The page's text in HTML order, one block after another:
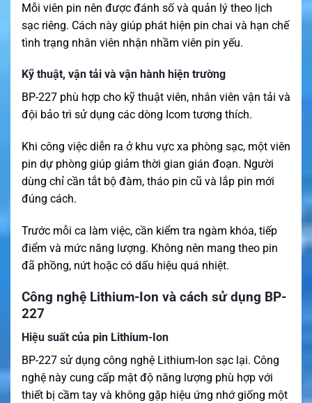
Mỗi viên pin nên được đánh số và quản lý theo lịch
sạc riêng. Cách này giúp phát hiện pin chai và hạn chế
tình trạng nhân viên nhận nhầm viên pin yếu.
Kỹ thuật, vận tải và vận hành hiện trường
BP-227 phù hợp cho kỹ thuật viên, nhân viên vận tải và
đội bảo trì sử dụng các dòng Icom tương thích.
Khi công việc diễn ra ở khu vực xa phòng sạc, một viên
pin dự phòng giúp giảm thời gian gián đoạn. Người
dùng chỉ cần tắt bộ đàm, tháo pin cũ và lắp pin mới
đúng cách.
Trước mỗi ca làm việc, cần kiểm tra ngàm khóa, tiếp
điểm và mức năng lượng. Không nên mang theo pin
đã phồng, nứt hoặc có dấu hiệu quá nhiệt.
Công nghệ Lithium-Ion và cách sử dụng BP-
227
Hiệu suất của pin Lithium-Ion
BP-227 sử dụng công nghệ Lithium-Ion sạc lại. Công
nghệ này cung cấp mật độ năng lượng phù hợp với
thiết bị cầm tay và không gặp hiệu ứng nhớ giống một